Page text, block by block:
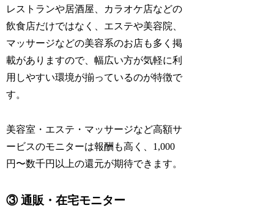
レストランや居酒屋、カラオケ店などの
飲食店だけではなく、エステや美容院、
マッサージなどの美容系のお店も多く掲
載がありますので、幅広い方が気軽に利
用しやすい環境が揃っているのが特徴で
す。
美容室・エステ・マッサージなど高額サ
ービスのモニターは報酬も高く、1,000
円〜数千円以上の還元が期待できます。
③ 通販・在宅モニター